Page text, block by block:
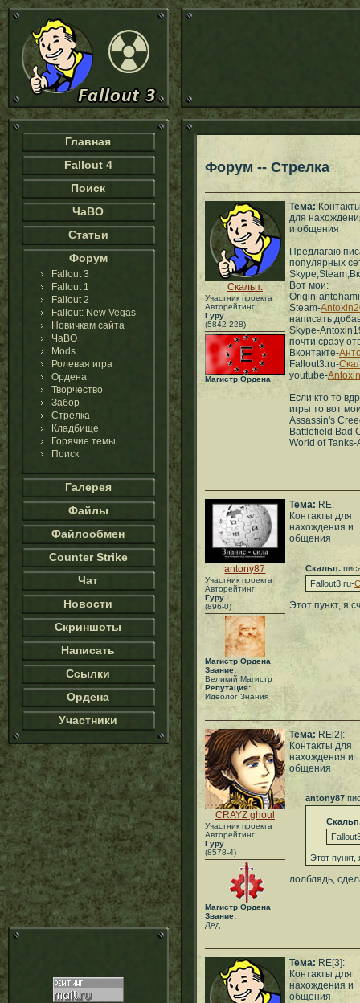
Главная
Fallout 4
Поиск
ЧаВО
Статьи
Форум
Fallout 3
Fallout 1
Fallout 2
Fallout: New Vegas
Новичкам сайта
ЧаВО
Mods
Ролевая игра
Ордена
Творчество
Забор
Стрелка
Кладбище
Горячие темы
Поиск
Галерея
Файлы
Файлообмен
Counter Strike
Чат
Новости
Скриншоты
Написать
Ссылки
Ордена
Участники
Форум -- Стрелка
Скальп.
Участник проекта
Авторейтинг:
Гуру
(5842-228)
Магистр Ордена
Тема:
для
и общения
Предлагаю
популярных
Вот мои:
Origin-
Steam-
Skype-
почти сразу
Вконтакте-
Fallout3.ru-
youtube-
Если кто то
игры то вот
Assassin's
Battlefield Bad
World of
antony87
Участник проекта
Авторейтинг:
Гуру
(896-0)
Магистр Ордена
Звание:
Великий Магистр
Репутация:
Идеолог Знания
Тема: RE:
Контакты для
нахождения и
общения
Скальп.
Fallout3.ru-
Этот пункт, я
CRAYZ ghoul
Участник проекта
Авторейтинг:
Гуру
(8578-4)
Магистр Ордена
Звание:
Дед
Тема: RE[2]:
Контакты для
нахождения и
общения
antony87
Этот
лолблядь,
Тема: RE[3]:
Контакты для
нахождения и
общения